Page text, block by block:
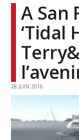
A San
‘Tidal
28 JUIN 2016